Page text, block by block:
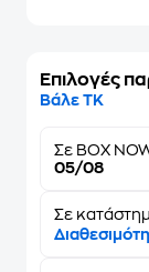
Επιλογές
Βάλε ΤΚ
Σε BOX
05/08
Σε